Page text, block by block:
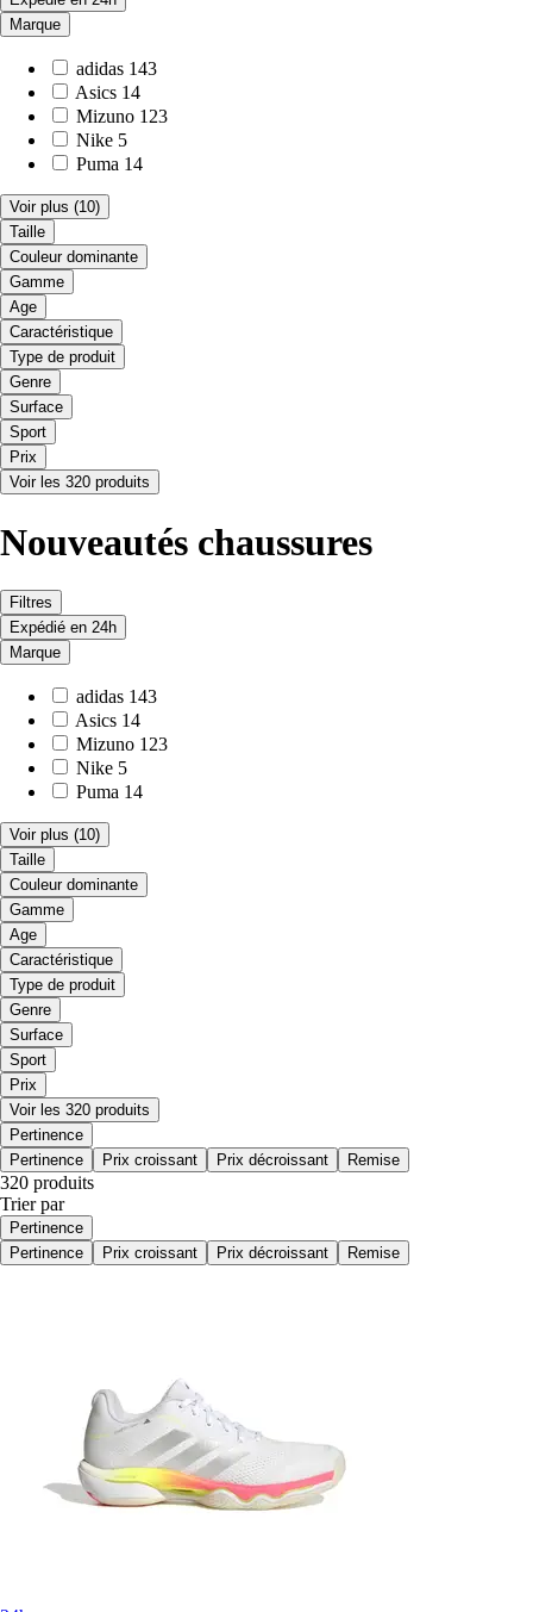
Marque
adidas 143
Asics 14
Mizuno 123
Nike 5
Puma 14
Voir plus (10)
Taille
Couleur dominante
Gamme
Age
Caractéristique
Type de produit
Genre
Surface
Sport
Prix
Voir les 320 produits
Nouveautés chaussures
Filtres
Expédié en 24h
Marque
adidas 143
Asics 14
Mizuno 123
Nike 5
Puma 14
Voir plus (10)
Taille
Couleur dominante
Gamme
Age
Caractéristique
Type de produit
Genre
Surface
Sport
Prix
Voir les 320 produits
Pertinence
Pertinence
Prix croissant Prix décroissant Remise
320 produits
Trier par
Pertinence
Pertinence
Prix croissant Prix décroissant Remise